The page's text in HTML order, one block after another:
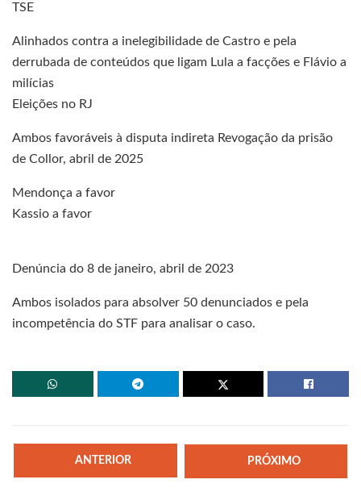
TSE
Alinhados contra a inelegibilidade de Castro e pela
derrubada de conteúdos que ligam Lula a facções e Flávio a
milícias
Eleições no RJ
Ambos favoráveis à disputa indireta Revogação da prisão
de Collor, abril de 2025
Mendonça a favor
Kassio a favor
Denúncia do 8 de janeiro, abril de 2023
Ambos isolados para absolver 50 denunciados e pela
incompetência do STF para analisar o caso.
ANTERIOR PRÓXIMO